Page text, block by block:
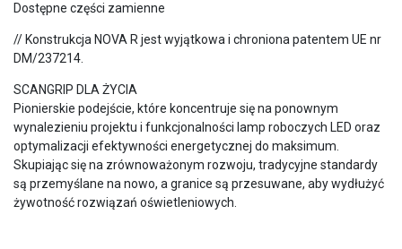
Dostępne części zamienne
// Konstrukcja NOVA R jest wyjątkowa i chroniona patentem UE nr
DM/237214.
SCANGRIP DLA ŻYCIA
Pionierskie podejście, które koncentruje się na ponownym
wynalezieniu projektu i funkcjonalności lamp roboczych LED oraz
optymalizacji efektywności energetycznej do maksimum.
Skupiając się na zrównoważonym rozwoju, tradycyjne standardy
są przemyślane na nowo, a granice są przesuwane, aby wydłużyć
żywotność rozwiązań oświetleniowych.